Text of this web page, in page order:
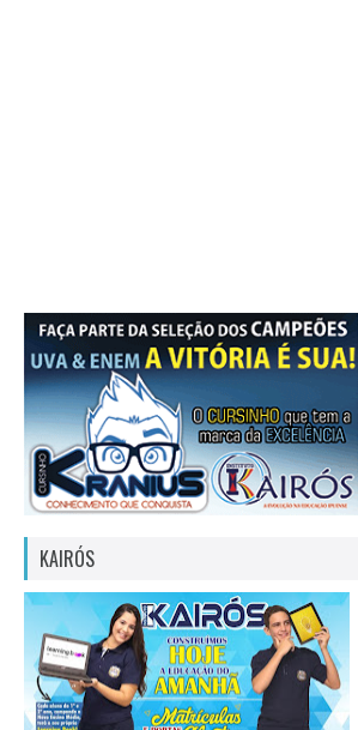
KAIRÓS